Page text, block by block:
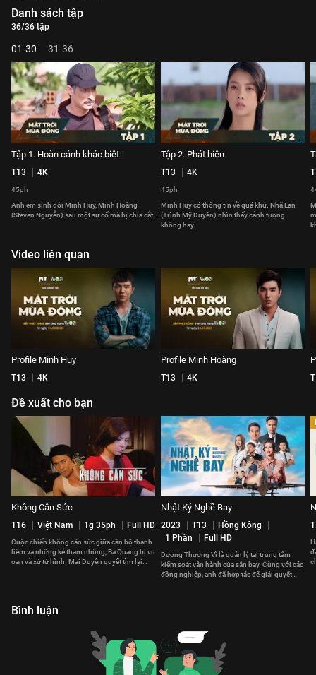
Danh sách tập
36/36 tập
01-30 31-36
Tập 1. Hoàn cảnh khác biệt
T13 4K
45ph
Anh em sinh đôi Minh Huy, Minh Hoàng
(Steven Nguyễn) sau một sự cố mà bị chia cắt.
Tập 2. Phát hiện
T13 4K
45ph
Minh Huy có thông tin về quá khứ. Nhã Lan
(Trình Mỹ Duyên) nhìn thấy cảnh tượng
không hay.
Video liên quan
Profile Minh Huy
T13 4K
Profile Minh Hoàng
T13 4K
Đề xuất cho bạn
Không Cân Sức
T16 Việt Nam 1g 35ph Full HD
Cuộc chiến không cân sức giữa cán bộ thanh
liêm và những kẻ tham nhũng, Ba Quang bị vu
oan và xử tử hình. Mai Duyên quyết tìm lại
Nhật Ký Nghề Bay
2023 T13
Hồng Kông
1 Phần
Full HD
Dương Thượng Vĩ là quản lý tại trung tâm
kiểm soát vận hành của sân bay. Cùng với các
đồng nghiệp, anh đã hợp tác để giải quyết
Bình luận